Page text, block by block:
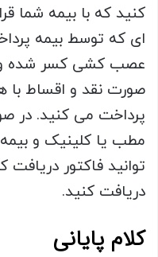
کنید که با بیمه شما
ای که توسط بیمه
عصب کشی کسر شده و
صورت نقد و اقساط با
پرداخت می کنید. در
مطب یا کلینیک و
توانید فاکتور دریافت
دریافت کنید.
کلام پایانی